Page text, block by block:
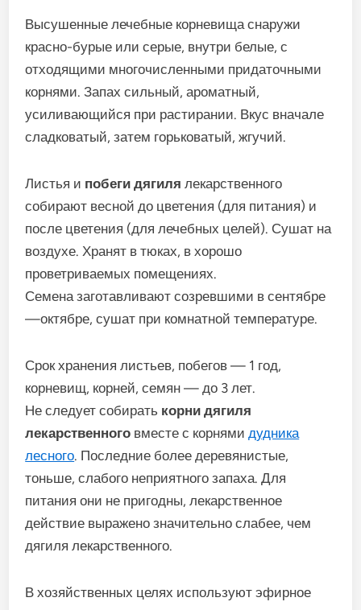
Высушенные лечебные корневища снаружи
красно-бурые или серые, внутри белые, с
отходящими многочисленными придаточными
корнями. Запах сильный, ароматный,
усиливающийся при растирании. Вкус вначале
сладковатый, затем горьковатый, жгучий.
Листья и побеги дягиля лекарственного
собирают весной до цветения (для питания) и
после цветения (для лечебных целей). Сушат на
воздухе. Хранят в тюках, в хорошо
проветриваемых помещениях.
Семена заготавливают созревшими в сентябре
—октябре, сушат при комнатной температуре.
Срок хранения листьев, побегов — 1 год,
корневищ, корней, семян — до 3 лет.
Не следует собирать корни дягиля
лекарственного вместе с корнямидудника
лесного. Последние более деревянистые,
тоньше, слабого неприятного запаха. Для
питания они не пригодны, лекарственное
действие выражено значительно слабее, чем
дягиля лекарственного.
В хозяйственных целях используют эфирное